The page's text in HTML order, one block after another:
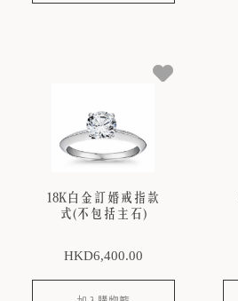
18K白金訂婚戒指款
式(不包括主石)
HKD6,400.00